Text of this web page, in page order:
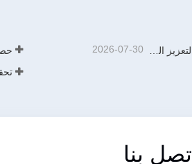
2026-07-30
اتصل بنا